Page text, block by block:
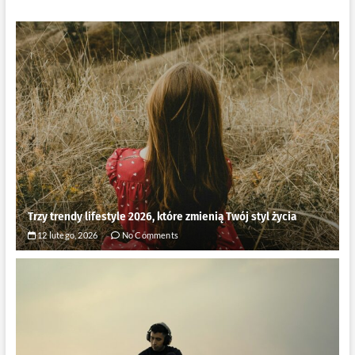
Trzy trendy lifestyle 2026, które zmienią Twój styl życia
12 lutego, 2026 No Comments